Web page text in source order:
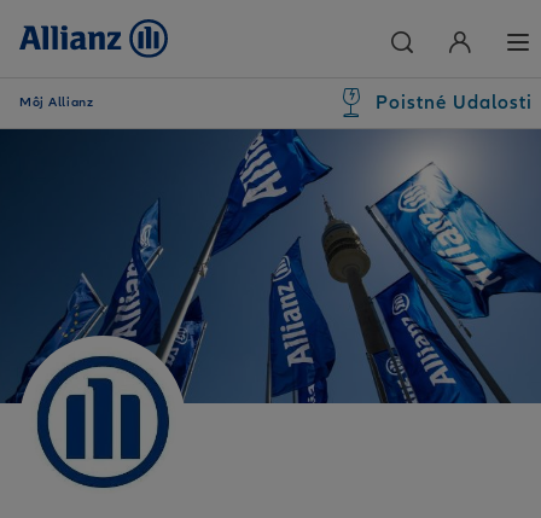
Môj Allianz Poistné Udalosti